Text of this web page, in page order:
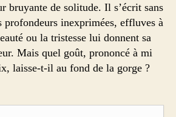
bruyante de solitude. Il s’écrit sans
profondeurs inexprimées, effluves à
ou la tristesse lui donnent sa
Mais quel goût, prononcé à mi
laisse-t-il au fond de la gorge ?